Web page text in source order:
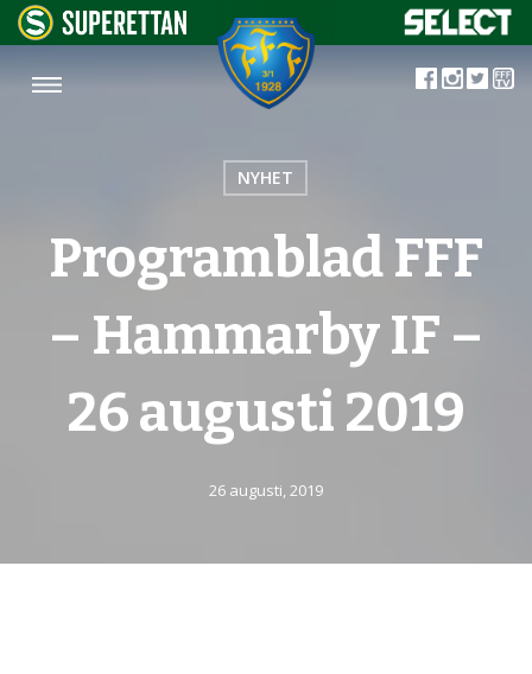
NYHET
Programblad FFF
– Hammarby IF –
26 augusti 2019
26 augusti, 2019